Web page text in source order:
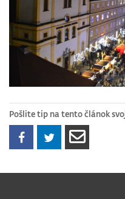
Pošlite tip na tento článok